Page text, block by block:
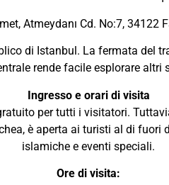
Atmeydanı Cd. No:7, 34122
di Istanbul. La fermata del
rende facile esplorare
Ingresso e orari di visita
per tutti i visitatori.
è aperta ai turisti al di
islamiche e eventi speciali.
Ore di visita: